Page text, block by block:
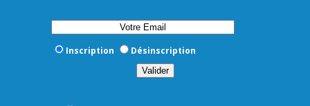
Inscription Désinscription